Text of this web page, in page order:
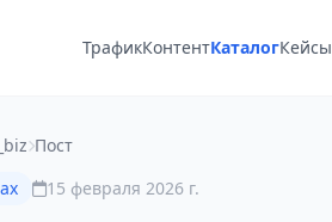
ТрафикКонтентКаталогКейсы
Пост
15 февраля 2026 г.